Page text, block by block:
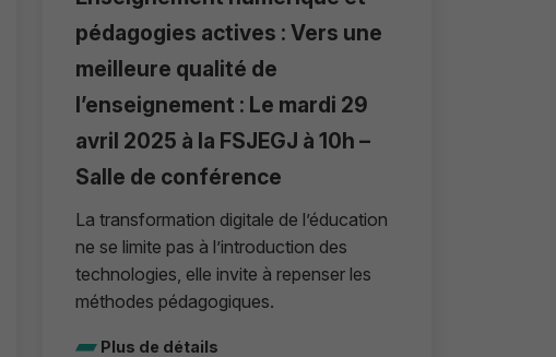
pédagogies actives : Vers une
meilleure qualité de
l’enseignement : Le mardi 29
avril 2025 à la FSJEGJ à 10h –
Salle de conférence
La transformation digitale de l’éducation
ne se limite pas à l’introduction des
technologies, elle invite à repenser les
méthodes pédagogiques.
Plus de détails